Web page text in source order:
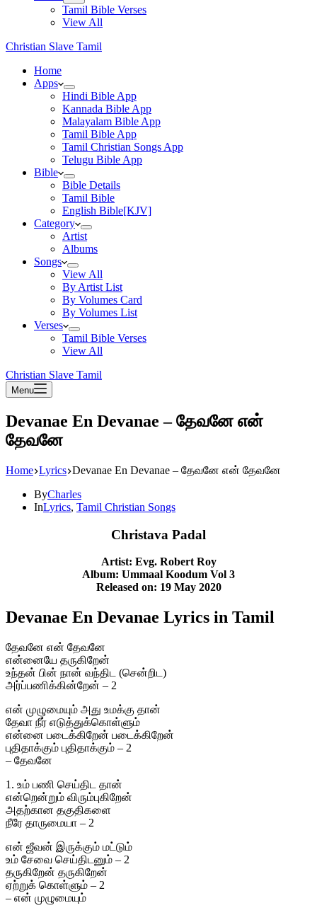
Tamil Bible Verses
View All
Christian Slave Tamil
Home
Apps
Hindi Bible App
Kannada Bible App
Malayalam Bible App
Tamil Bible App
Tamil Christian Songs App
Telugu Bible App
Bible
Bible Details
Tamil Bible
English Bible[KJV]
Category
Artist
Albums
Songs
View All
By Artist List
By Volumes Card
By Volumes List
Verses
Tamil Bible Verses
View All
Christian Slave Tamil
Menu
Devanae En Devanae – தேவனே என்
தேவனே
Home Lyrics Devanae En Devanae – தேவனே என் தேவனே
ByCharles
InLyrics, Tamil Christian Songs
Christava Padal
Artist: Evg. Robert Roy
Album: Ummaal Koodum Vol 3
Released on: 19 May 2020
Devanae En Devanae Lyrics in Tamil
தேவனே என் தேவனே
என்னையே தருகிறேன்
உந்தன் பின் நான் வந்திட (சென்றிட)
அர்ப்பணிக்கின்றேன் – 2
என் முழுமையும் அது உமக்கு தான்
தேவா நீர் எடுத்துக்கொள்ளும்
என்னை படைக்கிறேன் படைக்கிறேன்
புதிதாக்கும் புதிதாக்கும் – 2
– தேவனே
1. உம் பணி செய்திட தான்
என்றென்றும் விரும்புகிறேன்
அதற்கான தகுதிகளை
நீரே தாருமையா – 2
என் ஜீவன் இருக்கும் மட்டும்
உம் சேவை செய்திடனும் – 2
தருகிறேன் தருகிறேன்
ஏற்றுக் கொள்ளும் – 2
– என் முழுமையும்